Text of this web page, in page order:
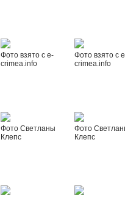
Фото взято с e-
crimea.info
Фото взято с
crimea.info
Фото Светланы
Клепс
Фото
Клепс